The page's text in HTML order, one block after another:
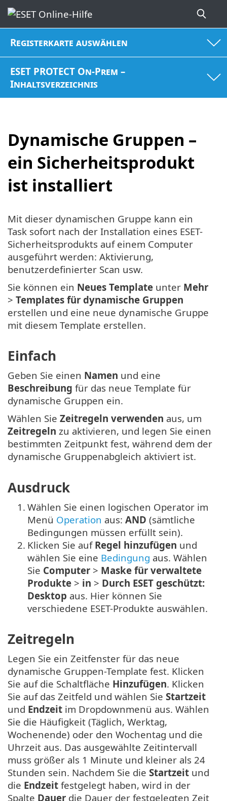
Registerkarte auswählen
ESET PROTECT On-Prem –
Inhaltsverzeichnis
Dynamische Gruppen –
ein Sicherheitsprodukt
ist installiert
Mit dieser dynamischen Gruppe kann ein
Task sofort nach der Installation eines ESET-
Sicherheitsprodukts auf einem Computer
ausgeführt werden: Aktivierung,
benutzerdefinierter Scan usw.
Sie können ein Neues Template unter Mehr
> Templates für dynamische Gruppen
erstellen und eine neue dynamische Gruppe
mit diesem Template erstellen.
Einfach
Geben Sie einen Namen und eine
Beschreibung für das neue Template für
dynamische Gruppen ein.
Wählen Sie Zeitregeln verwenden aus, um
Zeitregeln zu aktivieren, und legen Sie einen
bestimmten Zeitpunkt fest, während dem der
dynamische Gruppenabgleich aktiviert ist.
Ausdruck
1. Wählen Sie einen logischen Operator im
Menü Operation aus: AND (sämtliche
Bedingungen müssen erfüllt sein).
2. Klicken Sie auf Regel hinzufügen und
wählen Sie eine Bedingung aus. Wählen
Sie Computer > Maske für verwaltete
Produkte > in > Durch ESET geschützt:
Desktop aus. Hier können Sie
verschiedene ESET-Produkte auswählen.
Zeitregeln
Legen Sie ein Zeitfenster für das neue
dynamische Gruppen-Template fest. Klicken
Sie auf die Schaltfläche Hinzufügen. Klicken
Sie auf das Zeitfeld und wählen Sie Startzeit
und Endzeit im Dropdownmenü aus. Wählen
Sie die Häufigkeit (Täglich, Werktag,
Wochenende) oder den Wochentag und die
Uhrzeit aus. Das ausgewählte Zeitintervall
muss größer als 1 Minute und kleiner als 24
Stunden sein. Nachdem Sie die Startzeit und
die Endzeit festgelegt haben, wird in der
Spalte Dauer die Dauer der festgelegten Zeit